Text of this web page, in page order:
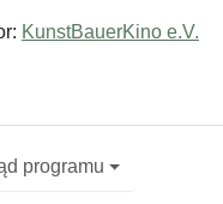
KunstBauerKino e.V.
programu